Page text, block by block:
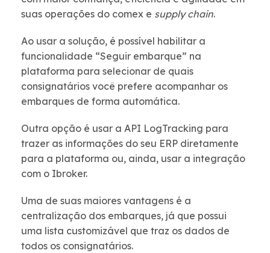
suas operações do comex e supply chain.
Ao usar a solução, é possível habilitar a
funcionalidade “Seguir embarque” na
plataforma para selecionar de quais
consignatários você prefere acompanhar os
embarques de forma automática.
Outra opção é usar a API LogTracking para
trazer as informações do seu ERP diretamente
para a plataforma ou, ainda, usar a integração
com o Ibroker.
Uma de suas maiores vantagens é a
centralização dos embarques, já que possui
uma lista customizável que traz os dados de
todos os consignatários.